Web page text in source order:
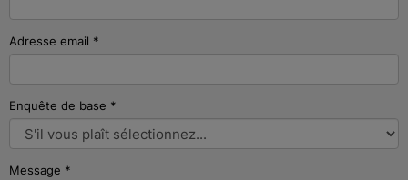
Adresse email *
Enquête de base *
Message *